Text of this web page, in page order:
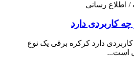
/ اطلاع رسانی
کاربردی دارد
دارد کرکره برقی یک نوع
است...